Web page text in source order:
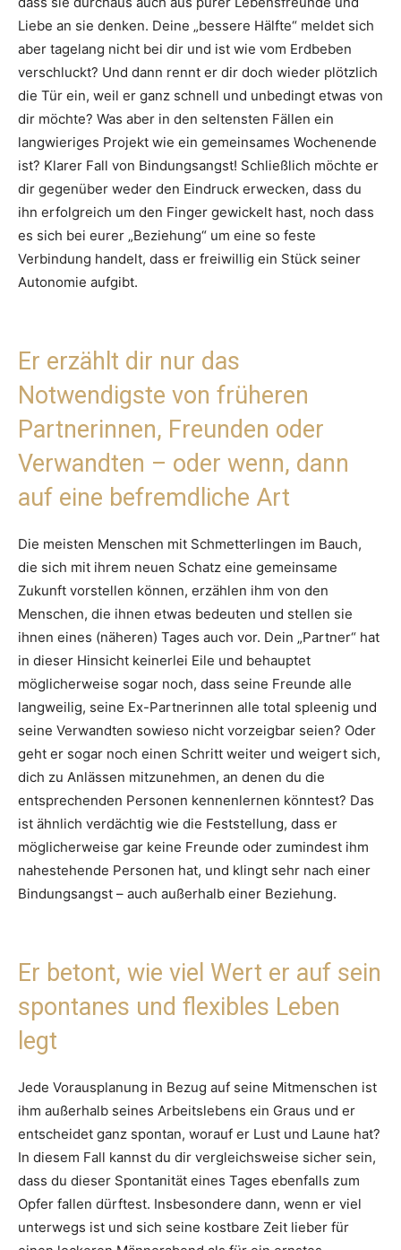
Liebe an sie denken. Deine „bessere Hälfte“ meldet sich
aber tagelang nicht bei dir und ist wie vom Erdbeben
verschluckt? Und dann rennt er dir doch wieder plötzlich
die Tür ein, weil er ganz schnell und unbedingt etwas von
dir möchte? Was aber in den seltensten Fällen ein
langwieriges Projekt wie ein gemeinsames Wochenende
ist? Klarer Fall von Bindungsangst! Schließlich möchte er
dir gegenüber weder den Eindruck erwecken, dass du
ihn erfolgreich um den Finger gewickelt hast, noch dass
es sich bei eurer „Beziehung“ um eine so feste
Verbindung handelt, dass er freiwillig ein Stück seiner
Autonomie aufgibt.
Er erzählt dir nur das
Notwendigste von früheren
Partnerinnen, Freunden oder
Verwandten – oder wenn, dann
auf eine befremdliche Art
Die meisten Menschen mit Schmetterlingen im Bauch,
die sich mit ihrem neuen Schatz eine gemeinsame
Zukunft vorstellen können, erzählen ihm von den
Menschen, die ihnen etwas bedeuten und stellen sie
ihnen eines (näheren) Tages auch vor. Dein „Partner“ hat
in dieser Hinsicht keinerlei Eile und behauptet
möglicherweise sogar noch, dass seine Freunde alle
langweilig, seine Ex-Partnerinnen alle total spleenig und
seine Verwandten sowieso nicht vorzeigbar seien? Oder
geht er sogar noch einen Schritt weiter und weigert sich,
dich zu Anlässen mitzunehmen, an denen du die
entsprechenden Personen kennenlernen könntest? Das
ist ähnlich verdächtig wie die Feststellung, dass er
möglicherweise gar keine Freunde oder zumindest ihm
nahestehende Personen hat, und klingt sehr nach einer
Bindungsangst – auch außerhalb einer Beziehung.
Er betont, wie viel Wert er auf sein
spontanes und flexibles Leben
legt
Jede Vorausplanung in Bezug auf seine Mitmenschen ist
ihm außerhalb seines Arbeitslebens ein Graus und er
entscheidet ganz spontan, worauf er Lust und Laune hat?
In diesem Fall kannst du dir vergleichsweise sicher sein,
dass du dieser Spontanität eines Tages ebenfalls zum
Opfer fallen dürftest. Insbesondere dann, wenn er viel
unterwegs ist und sich seine kostbare Zeit lieber für